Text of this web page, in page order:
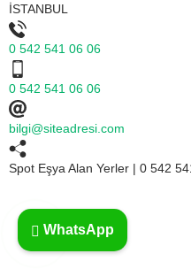
İSTANBUL
0 542 541 06 06
0 542 541 06 06
bilgi@siteadresi.com
Spot Eşya Alan Yerler | 0 542
WhatsApp